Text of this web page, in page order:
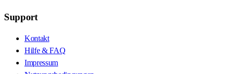
Support
Kontakt
Hilfe & FAQ
Impressum